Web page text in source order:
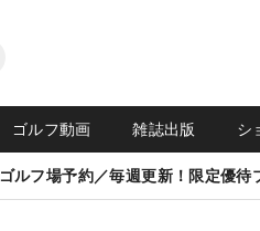
ゴルフ動画 雑誌出版 シ
ゴルフ場予約／毎週更新！限定優待